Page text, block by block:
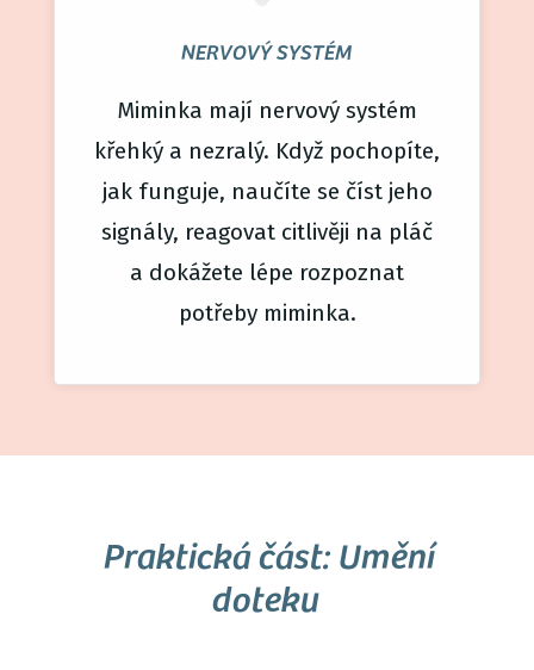
NERVOVÝ SYSTÉM
Miminka mají nervový systém
křehký a nezralý. Když pochopíte,
jak funguje, naučíte se číst jeho
signály, reagovat citlivěji na pláč
a dokážete lépe rozpoznat
potřeby miminka.
Praktická část: Umění
doteku